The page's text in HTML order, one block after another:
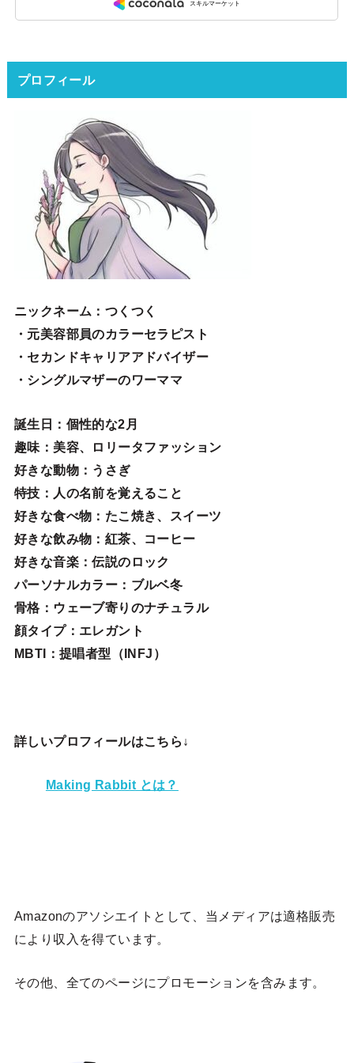
プロフィール
ニックネーム ：つくつく
・元美容部員のカラーセラピスト
・セカンドキャリアアドバイザー
・シングルマザーのワーママ
誕生日 ：個性的な2月
趣味 ：美容、ロリータファッション
好きな動物：うさぎ
特技 ：人の名前を覚えること
好きな食べ物 ：たこ焼き、スイーツ
好きな飲み物：紅茶、コーヒー
好きな音楽：伝説のロック
パーソナルカラー：ブルベ冬
骨格：ウェーブ寄りのナチュラル
顔タイプ：エレガン ト
MBTI：提唱者型（INFJ）
詳しいプロフィールはこちら↓
Making Rabbit とは？
Amazonのアソシエイトとして、当メディアは適格販売
により収入を得ています。
その他、全てのページにプロモーションを含みます。